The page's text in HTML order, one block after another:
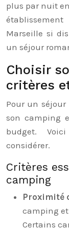
plus par nuit
Marseille si
un séjour
Choisir
critères
Pour un
son camping
budget.
considérer.
Critères
camping
Proximité
camping
Certains